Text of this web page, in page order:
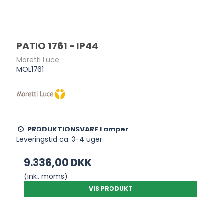
PATIO 1761 - IP44
Moretti Luce
MOL1761
PRODUKTIONSVARE Lamper
Leveringstid ca. 3-4 uger
9.336,00 DKK
(inkl. moms)
VIS PRODUKT